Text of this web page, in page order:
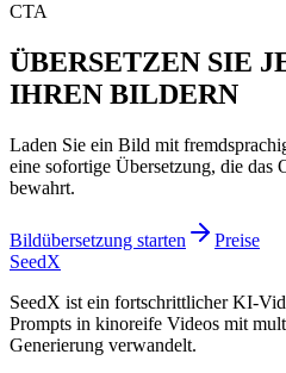
CTA
ÜBERSETZEN SIE
IHREN BILDERN
Laden Sie ein Bild mit
eine sofortige Übersetzung, die das
bewahrt.
Bildübersetzung starten
Preise
SeedX
SeedX ist ein fortschrittlicher KI-
Prompts in kinoreife Videos mit
Generierung verwandelt.